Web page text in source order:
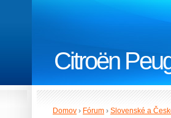
Citroën
Domov › Fórum › Slovenské a